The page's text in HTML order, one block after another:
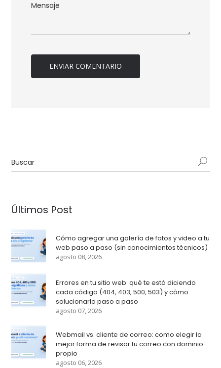
Últimos Post
Cómo agregar una galería de fotos y video a tu
web paso a paso (sin conocimientos técnicos)
agosto 08, 2026
Errores en tu sitio web: qué te está diciendo
cada código (404, 403, 500, 503) y cómo
solucionarlo paso a paso
agosto 07, 2026
Webmail vs. cliente de correo: como elegir la
mejor forma de revisar tu correo con dominio
propio
agosto 06, 2026